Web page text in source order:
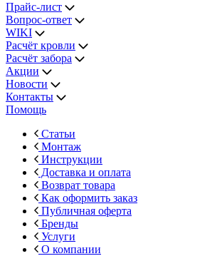
Прайс-лист
Вопрос-ответ
WIKI
Расчёт кровли
Расчёт забора
Акции
Новости
Контакты
Помощь
Статьи
Монтаж
Инструкции
Доставка и оплата
Возврат товара
Как оформить заказ
Публичная оферта
Бренды
Услуги
О компании